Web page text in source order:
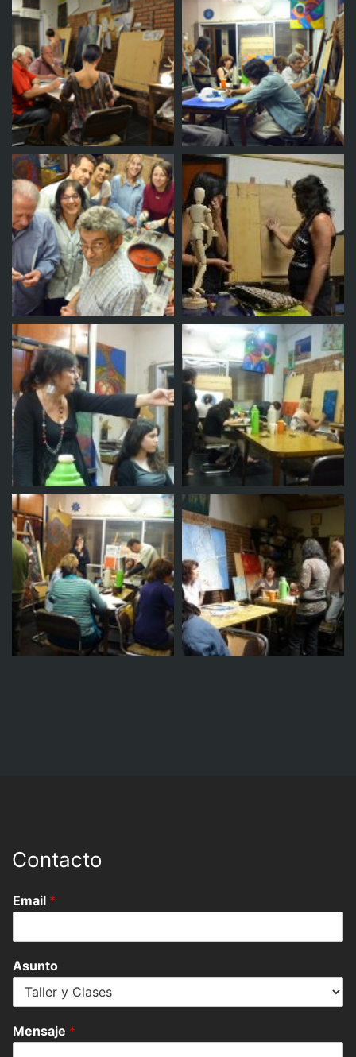
Taller Taller
Taller Taller
Taller Taller
Taller Taller
Contacto
Email *
Asunto
Mensaje *